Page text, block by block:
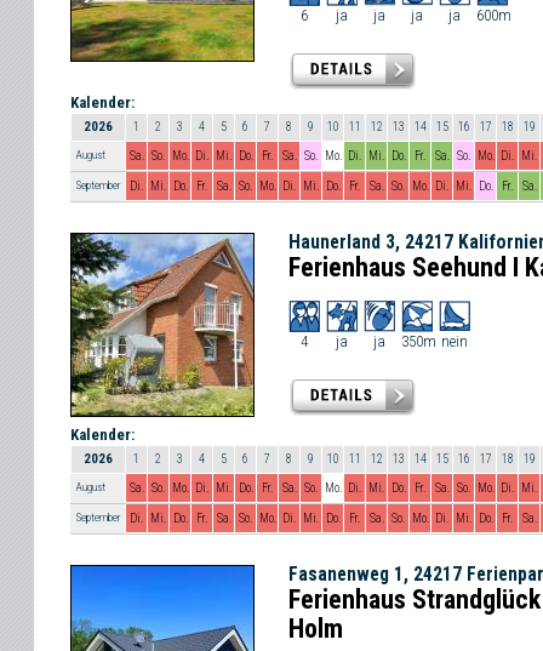
6 ja ja ja ja 600m
Kalender:
2026 1 2 3 4 5 6 7 8 9 10 11 12 13 14 15 16 17 18 19
August Sa. So. Mo. Di. Mi. Do. Fr. Sa. So. Mo. Di. Mi. Do. Fr. Sa. So. Mo. Di. Mi.
September Di. Mi. Do. Fr. Sa. So. Mo. Di. Mi. Do. Fr. Sa. So. Mo. Di. Mi. Do. Fr. Sa.
Haunerland 3, 24217
Ferienhaus Seehund I
4 ja ja 350m nein
Kalender:
2026 1 2 3 4 5 6 7 8 9 10 11 12 13 14 15 16 17 18 19
August Sa. So. Mo. Di. Mi. Do. Fr. Sa. So. Mo. Di. Mi. Do. Fr. Sa. So. Mo. Di. Mi.
September Di. Mi. Do. Fr. Sa. So. Mo. Di. Mi. Do. Fr. Sa. So. Mo. Di. Mi. Do. Fr. Sa.
Fasanenweg 1, 24217
Ferienhaus
Holm